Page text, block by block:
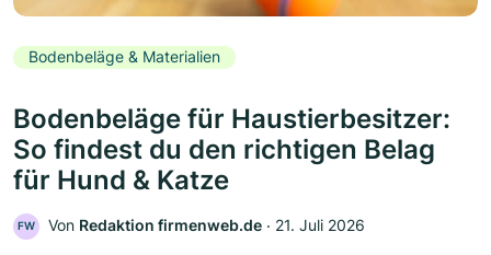
Bodenbeläge & Materialien
Bodenbeläge für Haustierbesitzer:
So findest du den richtigen Belag
für Hund & Katze
FW Von Redaktion firmenweb.de ‧ 21. Juli 2026